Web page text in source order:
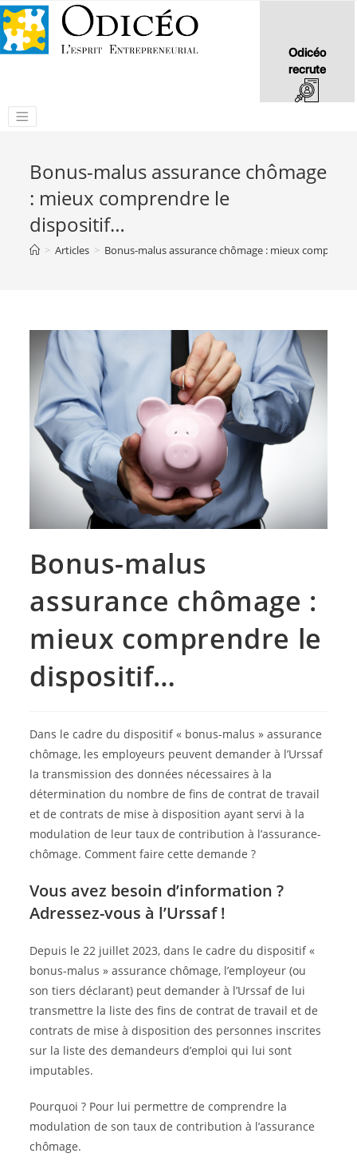
Odicéo
recrute
Bonus-malus assurance chômage
: mieux comprendre le
dispositif…
> Articles > Bonus-malus assurance chômage : mieux
Bonus-malus
assurance chômage :
mieux comprendre le
dispositif…
Dans le cadre du dispositif « bonus-malus » assurance
chômage, les employeurs peuvent demander à l’Urssaf
la transmission des données nécessaires à la
détermination du nombre de fins de contrat de travail
et de contrats de mise à disposition ayant servi à la
modulation de leur taux de contribution à l’assurance-
chômage. Comment faire cette demande ?
Vous avez besoin d’information ?
Adressez-vous à l’Urssaf !
Depuis le 22 juillet 2023, dans le cadre du dispositif «
bonus-malus » assurance chômage, l’employeur (ou
son tiers déclarant) peut demander à l’Urssaf de lui
transmettre la liste des fins de contrat de travail et de
contrats de mise à disposition des personnes inscrites
sur la liste des demandeurs d’emploi qui lui sont
imputables.
Pourquoi ? Pour lui permettre de comprendre la
modulation de son taux de contribution à l’assurance
chômage.